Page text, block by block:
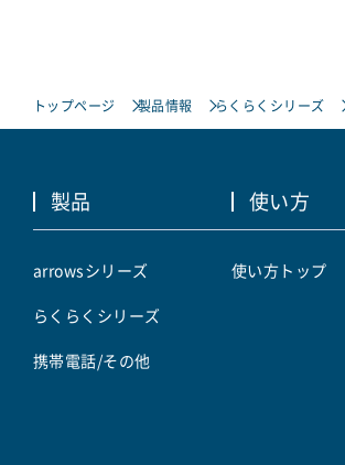
トップページ 製品情報 らくらくシリーズ
製品
arrowsシリーズ
らくらくシリーズ
携帯電話/その他
使い方
使い方トップ